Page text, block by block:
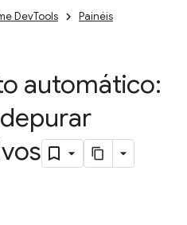
DevTools Painéis
automático: